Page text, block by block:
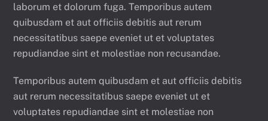
laborum et dolorum fuga. Temporibus autem
quibusdam et aut officiis debitis aut rerum
necessitatibus saepe eveniet ut et voluptates
repudiandae sint et molestiae non recusandae.
Temporibus autem quibusdam et aut officiis debitis
aut rerum necessitatibus saepe eveniet ut et
voluptates repudiandae sint et molestiae non